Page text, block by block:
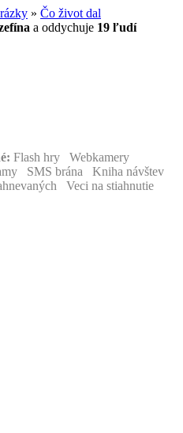
» Čo život dal
a oddychuje 19 ľudí
Flash hry Webkamery
SMS brána Kniha návštev
Veci na stiahnutie